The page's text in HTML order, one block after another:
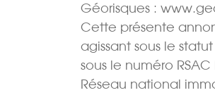
Géorisques :
Cette présente
agissant sous le
sous le numéro RSAC
Réseau national